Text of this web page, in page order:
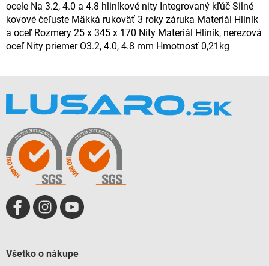
ocele Na 3.2, 4.0 a 4.8 hliníkové nity Integrovaný kľúč Silné
kovové čeľuste Mäkká rukoväť 3 roky záruka Materiál Hliník
a oceľ Rozmery 25 x 345 x 170 Nity Materiál Hliník, nerezová
oceľ Nity priemer O3.2, 4.0, 4.8 mm Hmotnosť 0,21kg
Všetko o nákupe